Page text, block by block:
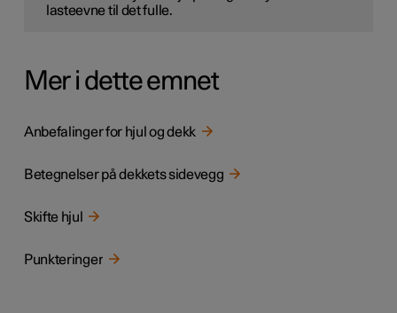
lasteevne til det fulle.
Mer i dette emnet
Anbefalinger for hjul og dekk
Betegnelser på dekkets sidevegg
Skifte hjul
Punkteringer